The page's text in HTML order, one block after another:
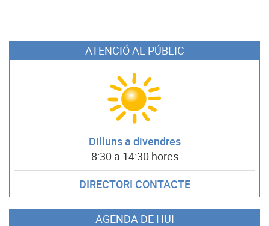
ATENCIÓ AL PÚBLIC
Dilluns a divendres
8:30 a 14:30 hores
DIRECTORI CONTACTE
AGENDA DE HUI